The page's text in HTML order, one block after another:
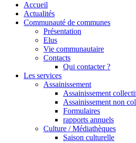
Accueil
Actualités
Communauté de communes
Présentation
Elus
Vie communautaire
Contacts
Qui contacter ?
Les services
Assainissement
Assainissement
Assainissement non
Formulaires
rapports annuels
Culture / Médiathèques
Saison culturelle